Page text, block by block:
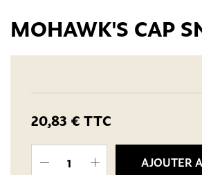
MOHAWK'S CAP
20,83 € TTC
AJOUTER